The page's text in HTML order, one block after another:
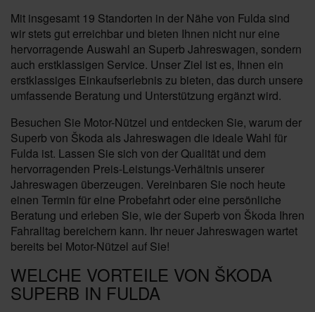
Mit insgesamt 19 Standorten in der Nähe von Fulda sind
wir stets gut erreichbar und bieten Ihnen nicht nur eine
hervorragende Auswahl an Superb Jahreswagen, sondern
auch erstklassigen Service. Unser Ziel ist es, Ihnen ein
erstklassiges Einkaufserlebnis zu bieten, das durch unsere
umfassende Beratung und Unterstützung ergänzt wird.
Besuchen Sie Motor-Nützel und entdecken Sie, warum der
Superb von Škoda als Jahreswagen die ideale Wahl für
Fulda ist. Lassen Sie sich von der Qualität und dem
hervorragenden Preis-Leistungs-Verhältnis unserer
Jahreswagen überzeugen. Vereinbaren Sie noch heute
einen Termin für eine Probefahrt oder eine persönliche
Beratung und erleben Sie, wie der Superb von Škoda Ihren
Fahralltag bereichern kann. Ihr neuer Jahreswagen wartet
bereits bei Motor-Nützel auf Sie!
WELCHE VORTEILE VON ŠKODA
SUPERB IN FULDA